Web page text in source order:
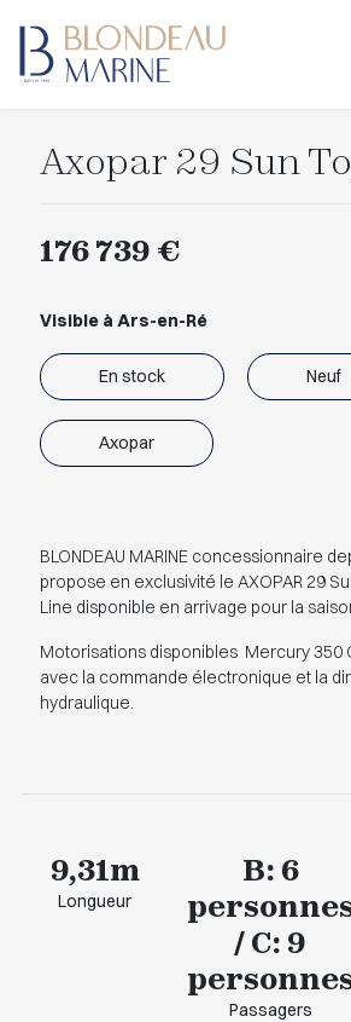
Axopar 29 Sun
176 739 €
Visible à Ars-en-Ré
En stock Neuf
Axopar
BLONDEAU MARINE concessionnaire
propose en exclusivité le AXOPAR 29
Line disponible en arrivage pour la
Motorisations disponibles Mercury 350
avec la commande électronique et la
hydraulique.
9,31m
Longueur
B: 6
/ C: 9
Passagers